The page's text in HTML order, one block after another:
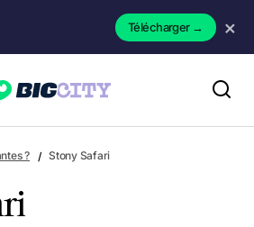
Télécharger→ ×
? Stony Safari